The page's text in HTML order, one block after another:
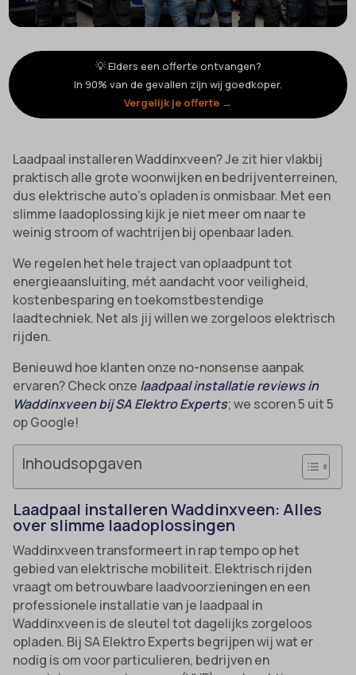
💡 Elders een offerte ontvangen?
In 90% van de gevallen zijn wij goedkoper.
Vergelijk je offerte →
Laadpaal installeren Waddinxveen? Je zit hier vlakbij
praktisch alle grote woonwijken en bedrijventerreinen,
dus elektrische auto’s opladen is onmisbaar. Met een
slimme laadoplossing kijk je niet meer om naar te
weinig stroom of wachtrijen bij openbaar laden.
We regelen het hele traject van oplaadpunt tot
energieaansluiting, mét aandacht voor veiligheid,
kostenbesparing en toekomstbestendige
laadtechniek. Net als jij willen we zorgeloos elektrisch
rijden.
Benieuwd hoe klanten onze no-nonsense aanpak
ervaren? Check onze laadpaal installatie reviews in
Waddinxveen bij SA Elektro Experts; we scoren 5 uit 5
op Google!
Inhoudsopgaven
Laadpaal installeren Waddinxveen: Alles
over slimme laadoplossingen
Waddinxveen transformeert in rap tempo op het
gebied van elektrische mobiliteit. Elektrisch rijden
vraagt om betrouwbare laadvoorzieningen en een
professionele installatie van je laadpaal in
Waddinxveen is de sleutel tot dagelijks zorgeloos
opladen. Bij SA Elektro Experts begrijpen wij wat er
nodig is om voor particulieren, bedrijven en